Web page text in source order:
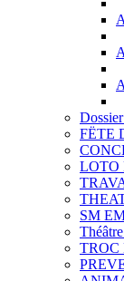
FËTE
LOTO
SM
TROC